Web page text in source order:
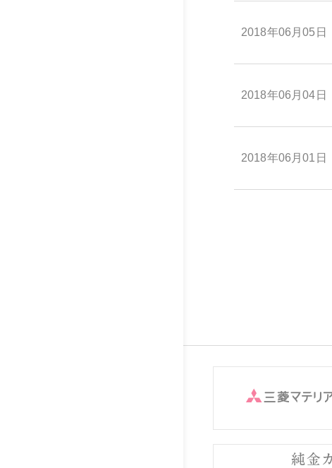
2018年06月05日
2018年06月04日
2018年06月01日